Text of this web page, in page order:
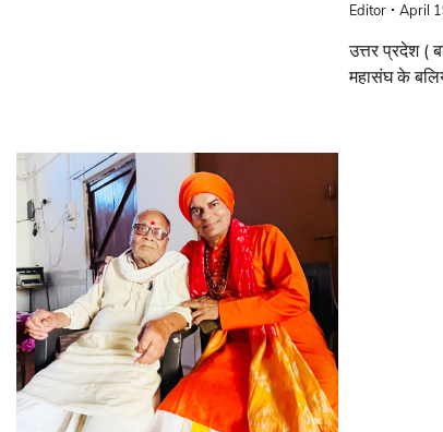
Editor April
उत्तर प्रदेश (
महासंघ के